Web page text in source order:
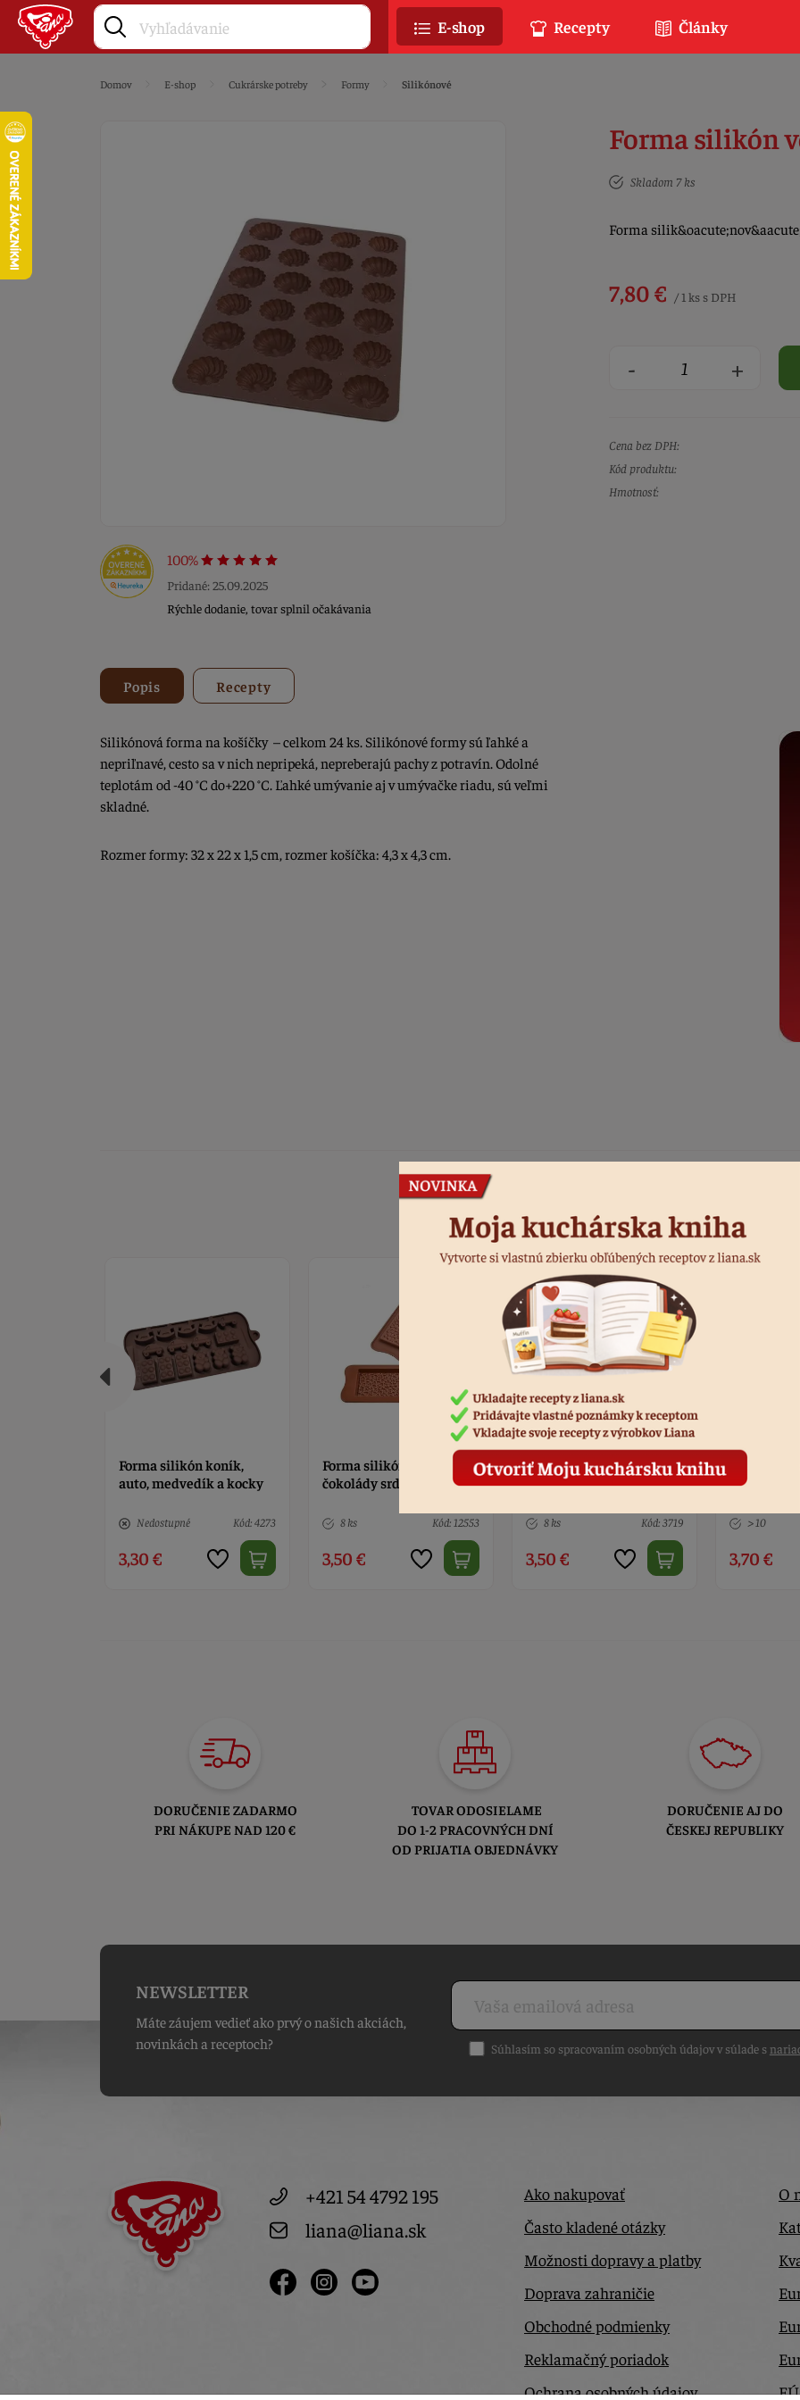
Domov E-shop Cukrárske potreby Formy Silikónové
100%
Pridané: 25.09.2025
Rýchle dodanie, tovar splnil očakávania
Forma silikón
Skladom 7 ks
Forma
7,80 € / 1 ks s DPH
- +
Cena bez DPH:
Kód produktu:
Hmotnosť:
Popis Recepty
Silikónová forma na košíčky – celkom 24 ks. Silikónové formy sú ľahké a
nepriľnavé, cesto sa v nich nepripeká, nepreberajú pachy z potravín. Odolné
teplotám od -40 °C do+220 °C. Ľahké umývanie aj v umývačke riadu, sú veľmi
skladné.
Rozmer formy: 32 x 22 x 1,5 cm, rozmer košíčka: 4,3 x 4,3 cm.
Forma silikón tablička
čokolády srdiečka
8 ks Kód: 12553
3,50 €
Formy na tvorbu
trubičiek stredné 10 ks
8 ks Kód: 3719
3,50 €
Forma na laskonky - 20
ks
> 10 Kód: 13607
3,70 €
Forma
na 15ks
> 10
3,90 €
DORUČENIE ZADARMO
PRI NÁKUPE NAD 120 €
TOVAR ODOSIELAME
DO 1-2 PRACOVNÝCH DNÍ
OD PRIJATIA OBJEDNÁVKY
DORUČENIE AJ DO
ČESKEJ REPUBLIKY
NEWSLETTER
Máte záujem vedieť ako prvý o našich akciách,
novinkách a receptoch?
Súhlasím so spracovaním osobných údajov v súlade s
+421 54 4792 195
liana@liana.sk
Ako nakupovať
Často kladené otázky
Možnosti dopravy a platby
Doprava zahraničie
Obchodné podmienky
Reklamačný poriadok
Ochrana osobných údajov
O
E-shop Recepty Články